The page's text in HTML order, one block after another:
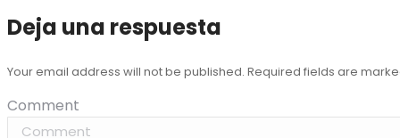
Deja una respuesta
Your email address will not be published. Required fields are
Comment